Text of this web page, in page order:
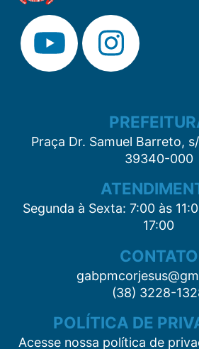
Praça Dr. Samuel Barreto,
39340-000
Segunda à Sexta: 7:00 às
17:00
CONTATO
(38) 3228-
POLÍTICA DE
Acesse nossa política de